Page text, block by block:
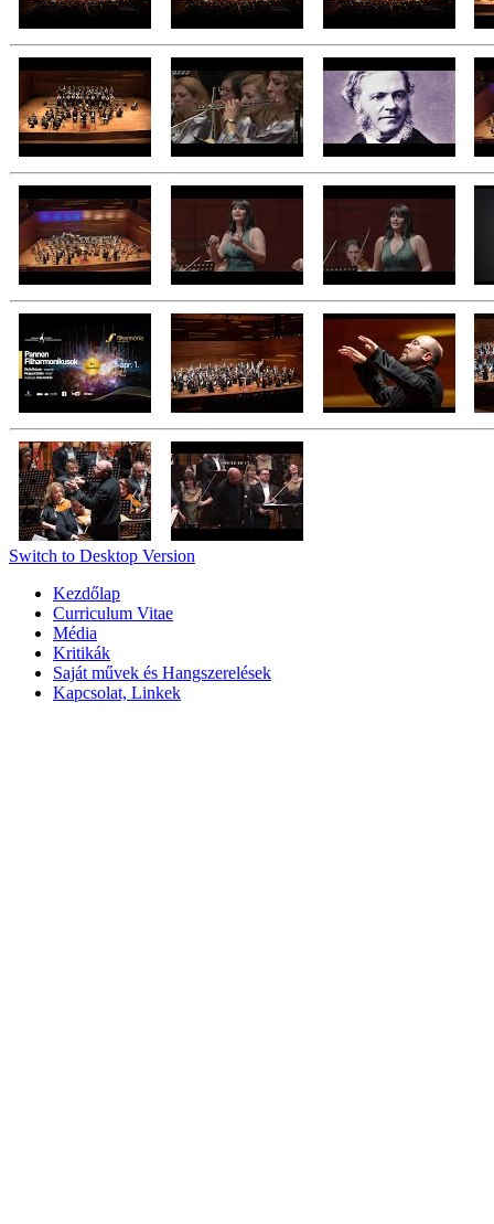
Switch to Desktop Version
Kezdőlap
Curriculum Vitae
Média
Kritikák
Saját művek és Hangszerelések
Kapcsolat, Linkek